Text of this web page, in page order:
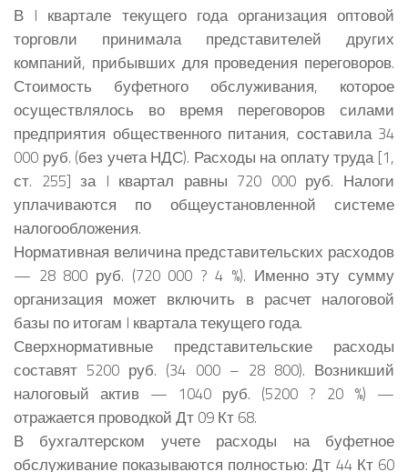
В I квартале текущего года организация оптовой
торговли принимала представителей других
компаний, прибывших для проведения переговоров.
Стоимость буфетного обслуживания, которое
осуществлялось во время переговоров силами
предприятия общественного питания, составила 34
000 руб. (без учета НДС). Расходы на оплату труда [1,
ст. 255] за I квартал равны 720 000 руб. Налоги
уплачиваются по общеустановленной системе
налогообложения.
Нормативная величина представительских расходов
— 28 800 руб. (720 000 ? 4 %). Именно эту сумму
организация может включить в расчет налоговой
базы по итогам I квартала текущего года.
Сверхнормативные представительские расходы
составят 5200 руб. (34 000 – 28 800). Возникший
налоговый актив — 1040 руб. (5200 ? 20 %) —
отражается проводкой Дт 09 Кт 68.
В бухгалтерском учете расходы на буфетное
обслуживание показываются полностью: Дт 44 Кт 60